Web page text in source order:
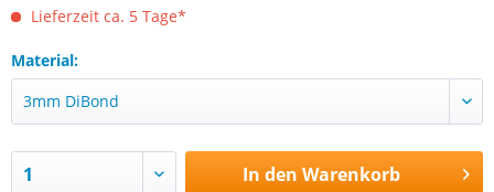
Lieferzeit ca. 5 Tage*
Material:
In den Warenkorb